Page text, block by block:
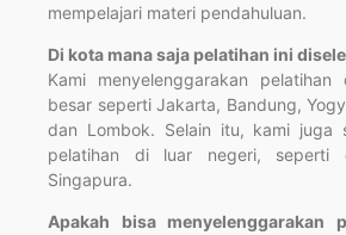
mempelajari materi pendahuluan.
Di kota mana saja pelatihan ini
Kami menyelenggarakan
besar seperti Jakarta, Bandung,
dan Lombok. Selain itu, kami juga
pelatihan di luar negeri, seperti
Singapura.
Apakah bisa menyelenggarakan